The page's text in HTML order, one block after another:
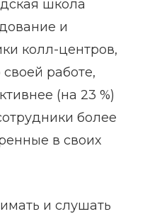
школа
и
колл-центров,
работе,
(на 23 %)
более
в своих
и слушать